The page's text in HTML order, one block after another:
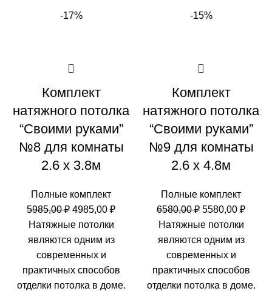
-17%
Комплект
натяжного потолка
“Своими руками”
№8 для комнаты
2.6 х 3.8м
Полные комплект
5985,00₽ Первоначальная
цена
составляла
5985,00 ₽.
4985,00 ₽Текущая
4985,00 ₽.
Натяжные потолки
являются одним из
современных и
практичных способов
отделки потолка в доме.
-15%
Комплект
натяжного потолка
“Своими руками”
№9 для комнаты
2.6 х 4.8м
Полные комплект
6580,00₽
цена
составляла
6580,00 ₽.
5580,00 ₽
Натяжные потолки
являются одним из
современных и
практичных способов
отделки потолка в доме.